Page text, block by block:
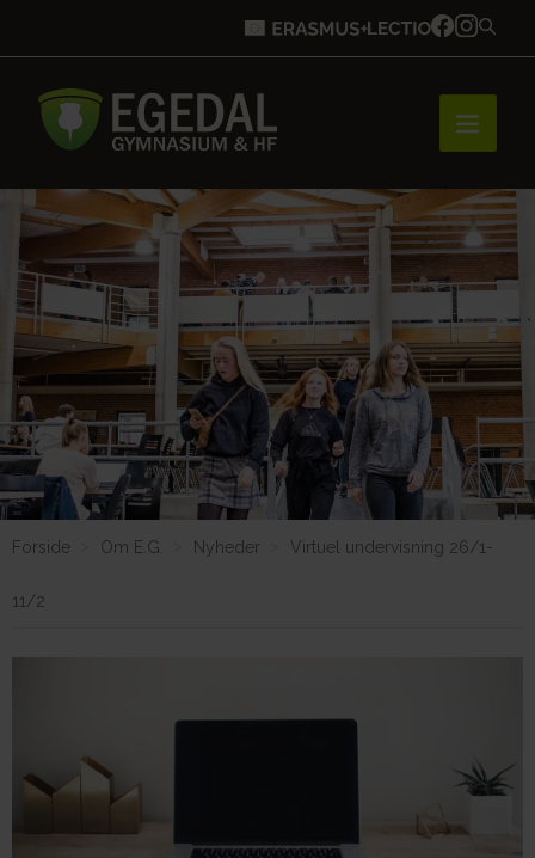
Forside
Brobygning
Bliv elev
Vores uddannelser
Forside Om E.G. Nyheder Virtuel undervisning 26/1-
11/2